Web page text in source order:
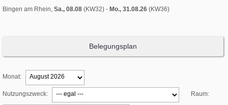
Bingen am Rhein, Sa., 08.08 (KW32) - Mo., 31.08.26 (KW36)
Belegungsplan
Monat:
Nutzungszweck: Raum: